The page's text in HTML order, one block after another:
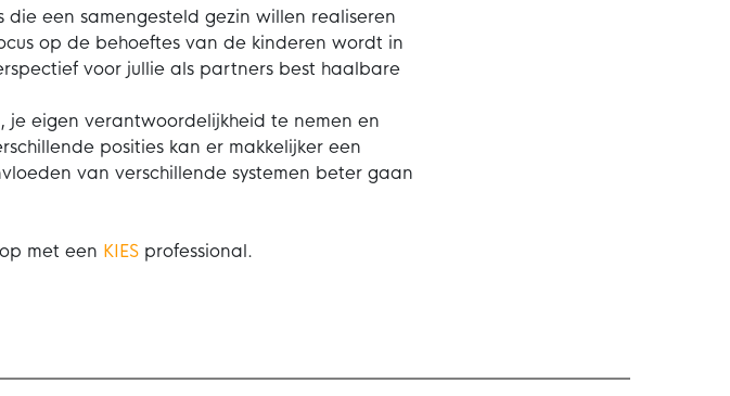
een samengesteld gezin willen realiseren
op de behoeftes van de kinderen wordt in
voor jullie als partners best haalbare
je eigen verantwoordelijkheid te nemen en
posities kan er makkelijker een
van verschillende systemen beter gaan
op met een KIES professional.